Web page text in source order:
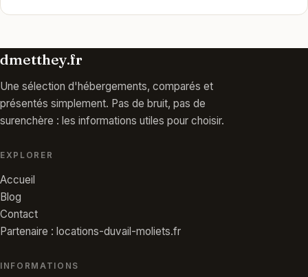
dmetthey.fr
Une sélection d'hébergements, comparés et
présentés simplement. Pas de bruit, pas de
surenchère : les informations utiles pour choisir.
EXPLORER
Accueil
Blog
Contact
Partenaire : locations-duvail-moliets.fr
INFORMATIONS